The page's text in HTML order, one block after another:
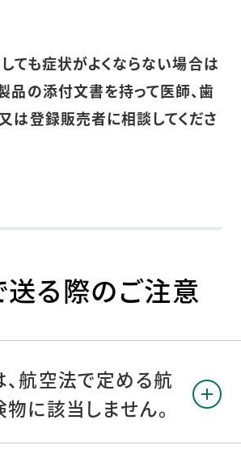
ても症状がよくならない場合は
品の添付文書を持って医師、歯
は登録販売者に相談してくださ
る際のご注意
航空法で定める航
に該当しません。